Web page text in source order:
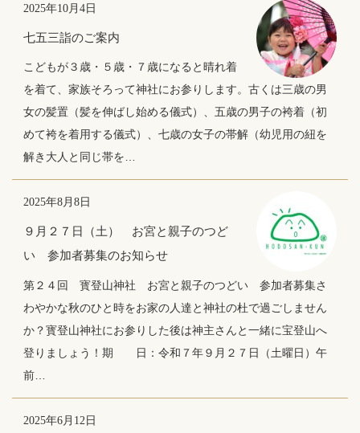
2025年10月4日
七五三詣のご案内
こどもが３歳・５歳・７歳になると晴れ着
を着て、家族そろって神社にお参りします。古くは三歳の男
女の髪置（髪を伸ばし始める儀式）、五歳の男子の袴着（初
めて袴を着用する儀式）、七歳の女子の帯解（幼児用の紐を
解き大人と同じ帯を…
2025年8月8日
９月２７日（土） お宮と親子のつど
い 参加者募集のお知らせ
第２４回 寳登山神社 お宮と親子のつどい 参加者募集さ
わやかな秋のひと時をお家の人達と神社の杜で過ごしません
か？寳登山神社にお参りした後は神主さんと一緒に宝登山へ
登りましょう！期 日：令和７年９月２７日（土曜日）午
前…
2025年6月12日